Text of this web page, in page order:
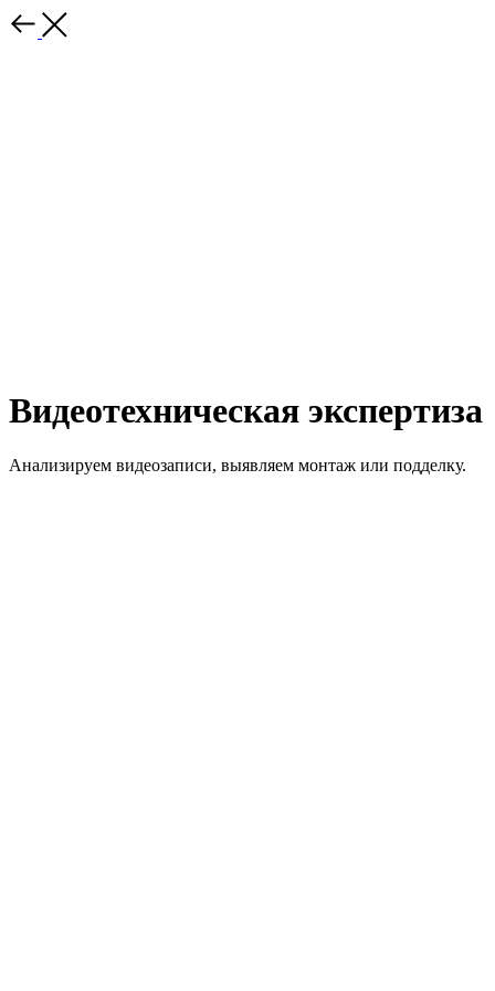
Видеотехническая экспертиза
Анализируем видеозаписи, выявляем монтаж или подделку.